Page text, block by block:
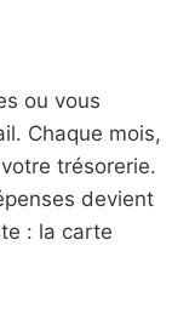
ou vous
Chaque mois,
trésorerie.
devient
: la carte